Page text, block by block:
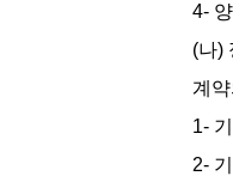
4-
(나)
계
1-
2-